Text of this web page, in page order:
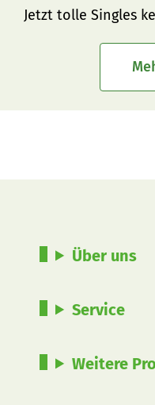
Jetzt tolle Singles
Über uns
Service
Weitere